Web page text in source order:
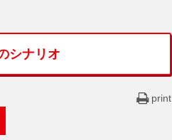
シナリオ
print